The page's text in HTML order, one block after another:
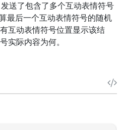
送了包含了多个互动表情符号
最后一个互动表情符号的随机
互动表情符号位置显示该结
实际内容为何。